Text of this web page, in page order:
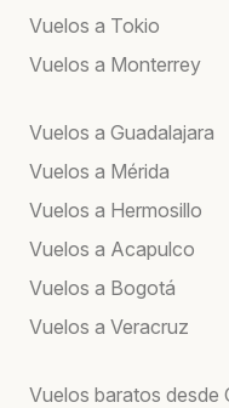
Vuelos a Tokio
Vuelos a Monterrey
Vuelos a Guadalajara
Vuelos a Mérida
Vuelos a Hermosillo
Vuelos a Acapulco
Vuelos a Bogotá
Vuelos a Veracruz
Vuelos baratos desde